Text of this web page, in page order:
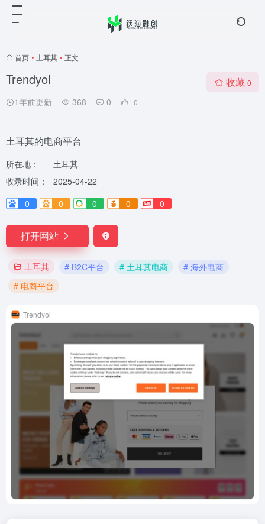
首页 • 土耳其 • 正文
Trendyol
1年前更新 368 0 0
收藏 0
土耳其的电商平台
所在地：
土耳其
收录时间：
2025-04-22
0
0 0 0 0
打开网站
土耳其 # B2C平台 # 土耳其电商
# 海外电商
# 电商平台
Trendyol